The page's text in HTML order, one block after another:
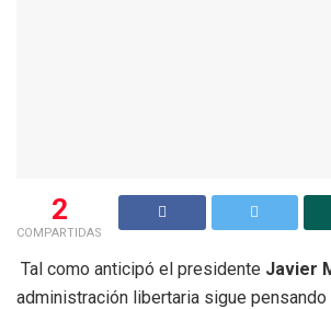
2
COMPARTIDAS
Tal como anticipó el presidente Javier
administración libertaria sigue